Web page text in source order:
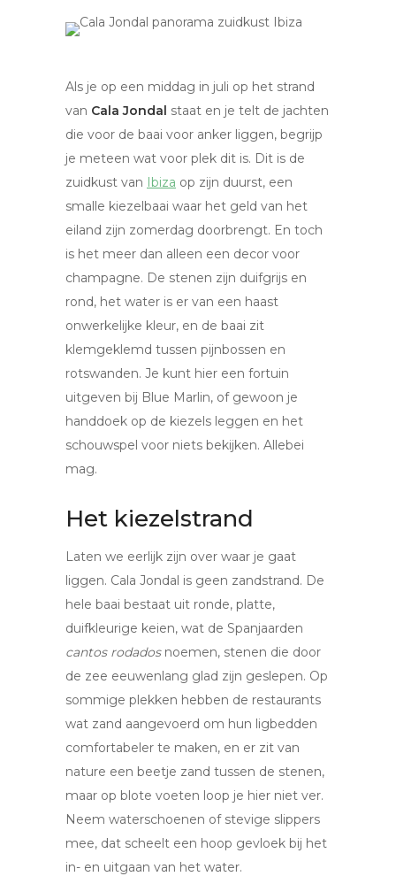
Als je op een middag in juli op het strand
van Cala Jondal staat en je telt de jachten
die voor de baai voor anker liggen, begrijp
je meteen wat voor plek dit is. Dit is de
zuidkust van
Ibiza op zijn duurst, een
smalle kiezelbaai waar het geld van het
eiland zijn zomerdag doorbrengt. En toch
is het meer dan alleen een decor voor
champagne. De stenen zijn duifgrijs en
rond, het water is er van een haast
onwerkelijke kleur, en de baai zit
klemgeklemd tussen pijnbossen en
rotswanden. Je kunt hier een fortuin
uitgeven bij Blue Marlin, of gewoon je
handdoek op de kiezels leggen en het
schouwspel voor niets bekijken. Allebei
mag.
Het kiezelstrand
Laten we eerlijk zijn over waar je gaat
liggen. Cala Jondal is geen zandstrand. De
hele baai bestaat uit ronde, platte,
duifkleurige keien, wat de Spanjaarden
cantos rodadosnoemen, stenen die door
de zee eeuwenlang glad zijn geslepen. Op
sommige plekken hebben de restaurants
wat zand aangevoerd om hun ligbedden
comfortabeler te maken, en er zit van
nature een beetje zand tussen de stenen,
maar op blote voeten loop je hier niet ver.
Neem waterschoenen of stevige slippers
mee, dat scheelt een hoop gevloek bij het
in- en uitgaan van het water.